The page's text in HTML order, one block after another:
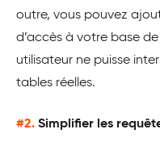
outre, vous pouvez
d’accès à votre base
utilisateur ne puisse
tables réelles.
#2. Simplifier les